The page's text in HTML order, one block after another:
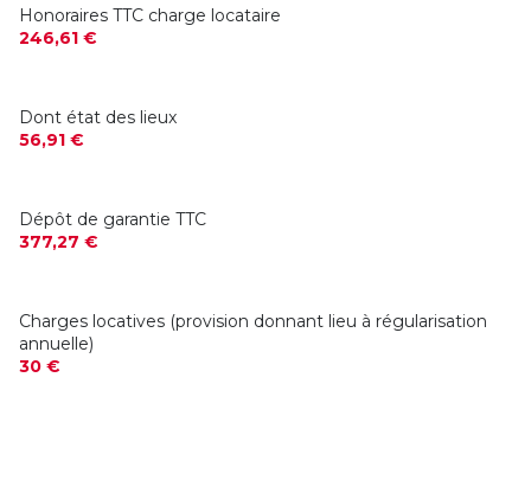
Honoraires TTC charge locataire
246,61 €
Dont état des lieux
56,91 €
Dépôt de garantie TTC
377,27 €
Charges locatives (provision donnant lieu à régularisation
annuelle)
30 €